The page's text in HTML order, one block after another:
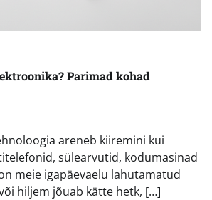
Parimad kohad
areneb kiiremini kui
sülearvutid, kodumasinad
meie igapäevaelu lahutamatud
hiljem jõuab kätte hetk, […]